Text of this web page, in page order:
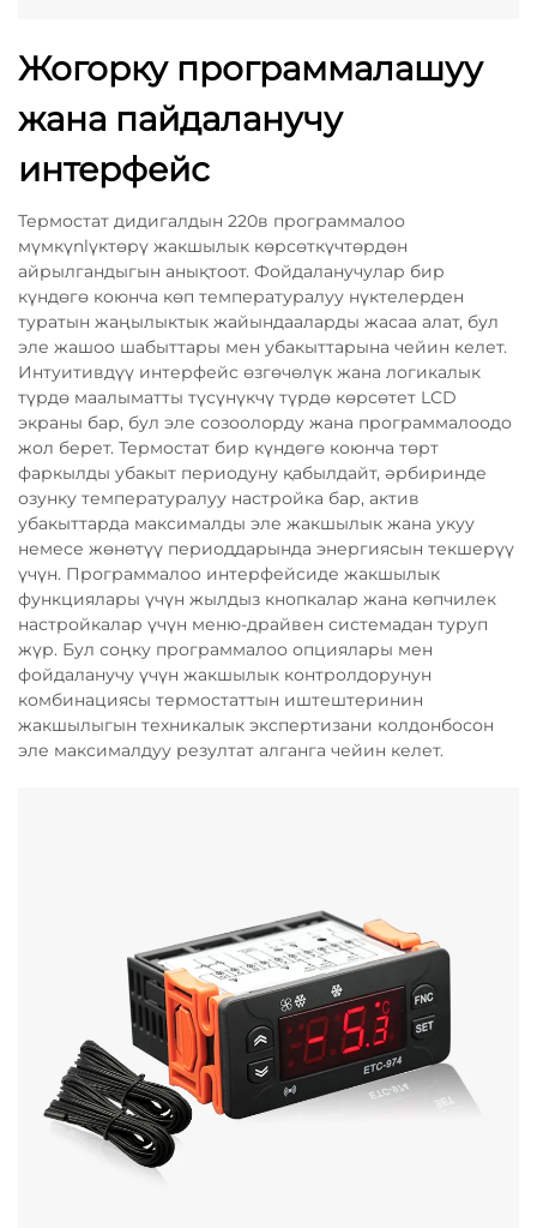
Жогорку программалашуу
жана пайдаланучу
интерфейс
Термостат дидигалдын 220в программалоо
мүмкүnlүктөрү жакшылык көрсөткүчтөрдөн
айрылгандыгын анықтоот. Фойдаланучулар бир
күндөгө коюнча көп температуралуу нүктелерден
туратын жаңылыктык жайындааларды жасаа алат, бул
эле жашоо шабыттары мен убакыттарына чейин келет.
Интуитивдүү интерфейс өзгөчөлүк жана логикалык
түрдө маалыматты түсүнүкчү түрдө көрсөтет LCD
экраны бар, бул эле созоолорду жана программалоодо
жол берет. Термостат бир күндөгө коюнча төрт
фаркылды убакыт периодуну қабылдайт, әрбиринде
озунку температуралуу настройка бар, актив
убакыттарда максималды эле жакшылык жана укуу
немесе жөнөтүү периоддарында энергиясын текшерүү
үчүн. Программалоо интерфейсиде жакшылык
функциялары үчүн жылдыз кнопкалар жана көпчилек
настройкалар үчүн меню-драйвен системадан туруп
жүр. Бул соңку программалоо опциялары мен
фойдаланучу үчүн жакшылык контролдорунун
комбинациясы термостаттын иштештеринин
жакшылыгын техникалык экспертизани колдонбосон
эле максималдуу резултат алганга чейин келет.